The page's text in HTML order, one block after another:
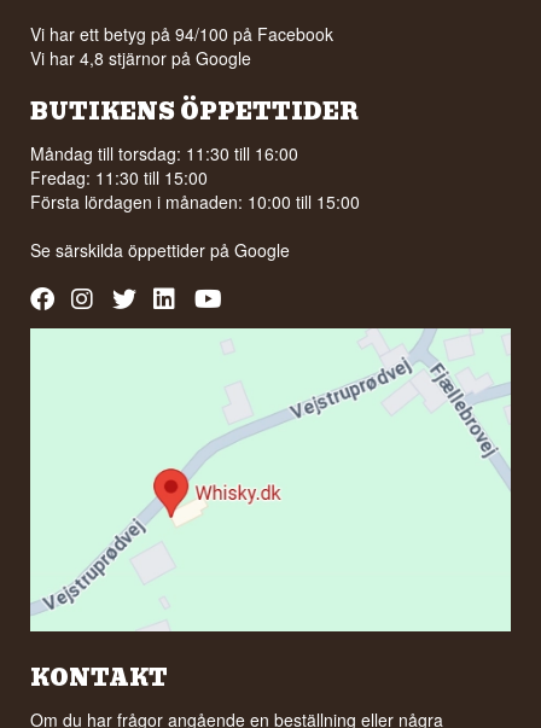
Vi har ett betyg på 94/100 på Facebook
Vi har 4,8 stjärnor på Google
BUTIKENS ÖPPETTIDER
Måndag till torsdag: 11:30 till 16:00
Fredag: 11:30 till 15:00
Första lördagen i månaden: 10:00 till 15:00
Se särskilda öppettider påGoogle
KONTAKT
Om du har frågor angående en beställning eller några